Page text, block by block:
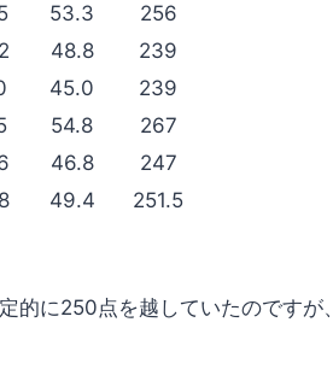
53.3
256
48.8
239
45.0
239
54.8
267
46.8
247
49.4 251.5
的に250点を越していたのですが、